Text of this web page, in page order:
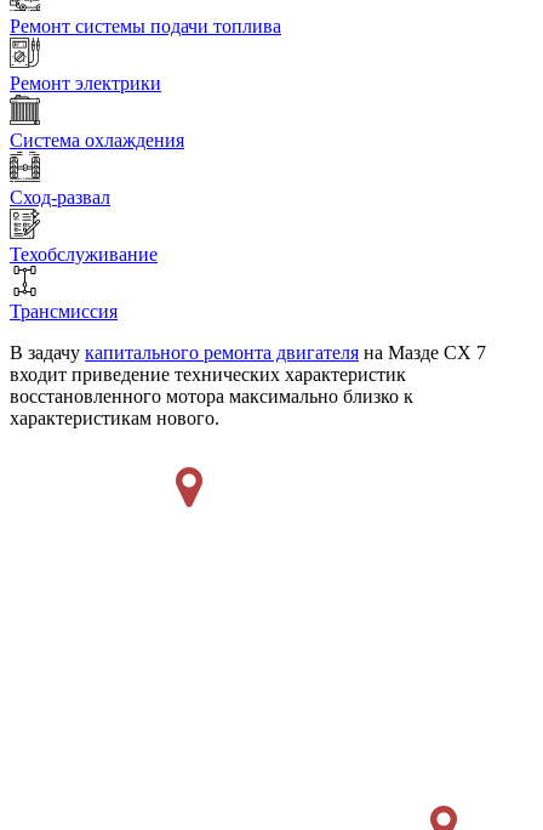
Ремонт системы подачи топлива
Ремонт электрики
Система охлаждения
Сход-развал
Техобслуживание
Трансмиссия
В задачу капитального ремонта двигателя на Мазде СХ 7
входит приведение технических характеристик
восстановленного мотора максимально близко к
характеристикам нового.